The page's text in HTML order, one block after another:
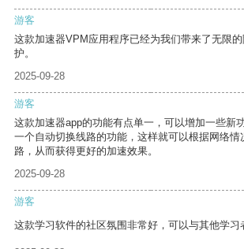
游客
这款加速器VPM应用程序已经为我们带来了无限
护。
2025-09-28
游客
这款加速器app的功能有点单一，可以增加一些新
一个自动切换线路的功能，这样就可以根据网络情
路，从而获得更好的加速效果。
2025-09-28
游客
这款学习软件的社区氛围非常好，可以与其他学习